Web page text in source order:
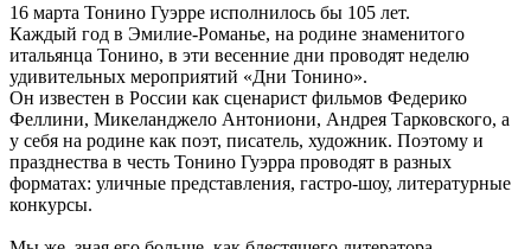
16 марта Тонино Гуэрре исполнилось бы 105 лет.
Каждый год в Эмилие-Романье, на родине знаменитого
итальянца Тонино, в эти весенние дни проводят неделю
удивительных мероприятий «Дни Тонино».
Он известен в России как сценарист фильмов Федерико
Феллини, Микеланджело Антониони, Андрея Тарковского, а
у себя на родине как поэт, писатель, художник. Поэтому и
празднества в честь Тонино Гуэрра проводят в разных
форматах: уличные представления, гастро-шоу, литературные
конкурсы.